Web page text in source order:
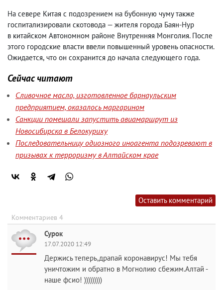
На севере Китая с подозрением на бубонную чуму также
госпитализировали скотовода — жителя города Баян-Нур
в китайском Автономном районе Внутренняя Монголия. После
этого городские власти ввели повышенный уровень опасности.
Ожидается, что он сохранится до начала следующего года.
Сейчас читают
Сливочное масло, изготовленное барнаульским
предприятием, оказалось маргарином
Санкции помешали запустить авиамаршрут из
Новосибирска в Белокуриху
Последовательницу одиозного иноагента подозревают в
призывах к терроризму в Алтайском крае
Оставить комментарий
Комментариев 4
Сурок
17.07.2020 12:49
Держись теперь,драпай коронавирус! Мы тебя
уничтожим и обратно в Могнолию сбежим.Алтай -
наше фсио! )))))))))